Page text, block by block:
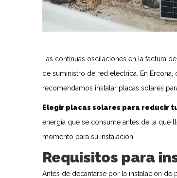
Las continuas oscilaciones en la factura
de suministro de red eléctrica. En Ercona,
recomendamos instalar placas solares
Elegir placas solares para reducir
energía que se consume antes de la que
momento para su instalación.
Requisitos para
Antes de decantarse por la instalación de